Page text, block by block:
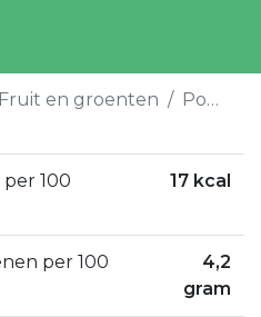
Fruit en groenten Pompoenen
100
17 kcal
per 100
4,2
gram